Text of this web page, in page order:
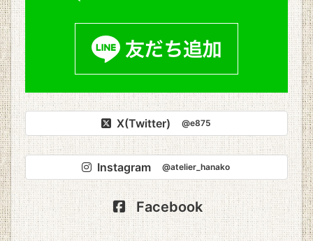
X(Twitter) @e875
Instagram @atelier_hanako
Facebook